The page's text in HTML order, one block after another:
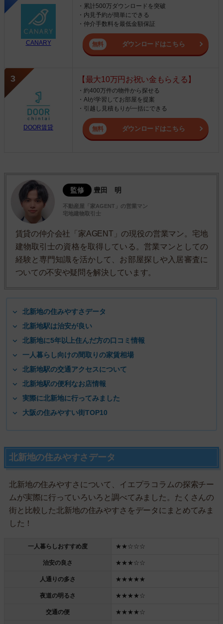
CANARY
・累計500万ダウンロードを突破
・内見予約が簡単にできる
・仲介手数料を最低金額保証
ダウンロードはこちら
DOOR賃貸
【最大10万円お祝い金もらえる】
・約400万件の物件から探せる
・AIが学習してお部屋を提案
・引越し見積もりが一括にできる
ダウンロードはこちら
監修 豊田 明
不動産屋「家AGENT」の営業マン
宅地建物取引士
賃貸の仲介会社「家AGENT」の現役の営業マン。宅地
建物取引士の資格を取得している。営業マンとしての
経験と専門知識を活かして、お部屋探しや入居審査に
ついての不安や疑問を解決しています。
北新地の住みやすさデータ
北新地駅は治安が良い
北新地に5年以上住んだ方の口コミ情報
一人暮らし向けの間取りの家賃相場
北新地駅の交通アクセスについて
北新地駅の便利なお店情報
実際に北新地に行ってみました
大阪の住みやすい街TOP10
北新地の住みやすさデータ
北新地の住みやすさについて、イエプラコラムの探索チー
ムが実際に行っていろいろと調べてみました。たくさんの
街と比較した北新地の住みやすさをデータにまとめてみま
した！
一人暮らしおすすめ度 ★★☆☆☆
治安の良さ ★★★☆☆
人通りの多さ ★★★★★
夜道の明るさ ★★★★☆
交通の便 ★★★★☆